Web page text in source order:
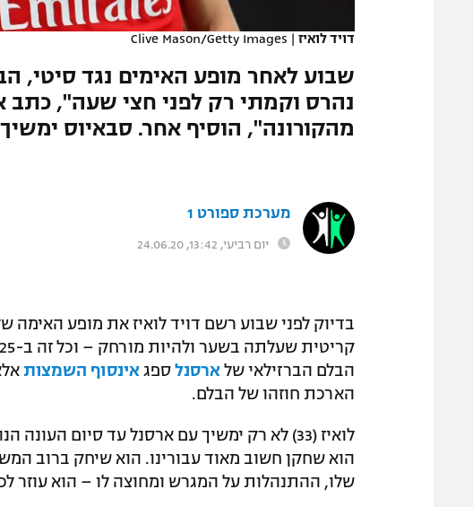
דויד לואיז |
Clive Mason/Getty Images
שבוע לאחר מופע האימים נגד סיטי,
נהרס וקמתי רק לפני חצי שעה", כתב
מהקורונה", הוסיף אחר. סבאיוס
מערכת ספורט 1
יום רביעי, 13:42, 24.06.20
בדיוק לפני שבוע רשם דויד לואיז את מופע האימה
קריטית שעלתה בשער ולהיות מורחק – וכל זה ב-25 דקות
הבלם הברזילאי של ארסנל ספג אינסוף השמצות
הארכת חוזהו של הבלם.
הוא שחקן חשוב מאוד עבורינו. הוא שיחק ברוב
שלו, ההתנהלות על המגרש ומחוצה לו – הוא עוזר